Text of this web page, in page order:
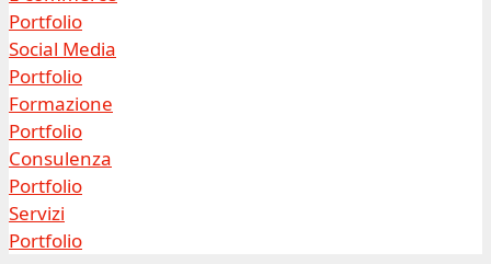
Portfolio
Social Media
Portfolio
Formazione
Portfolio
Consulenza
Portfolio
Servizi
Portfolio